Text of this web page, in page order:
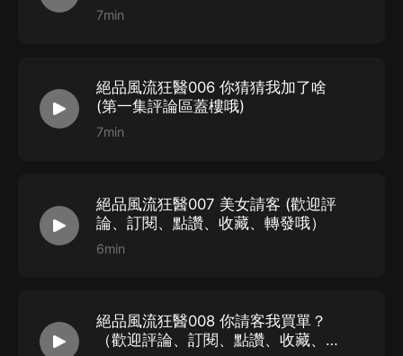
7min
絕品風流狂醫006 你猜猜我加了啥
(第一集評論區蓋樓哦)
7min
絕品風流狂醫007 美女請客 (歡迎評
論、訂閱、點讚、收藏、轉發哦）
6min
絕品風流狂醫008 你請客我買單？
（歡迎評論、訂閱、點讚、收藏、轉